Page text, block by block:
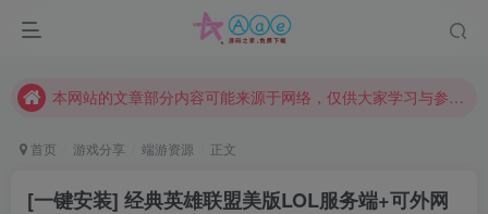
现在赞助会员享受专属折扣，详情点击此条公告。
本网站的文章部分内容可能来源于网络，仅供大家学习与参考，如有侵权，请联系站长QQ466107887进行删除处理。
首页 游戏分享 端游资源 正文
[一键安装] 经典英雄联盟美版LOL服务端+可外网